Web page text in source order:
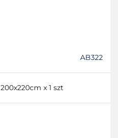
AB322
200x220cm x 1 szt